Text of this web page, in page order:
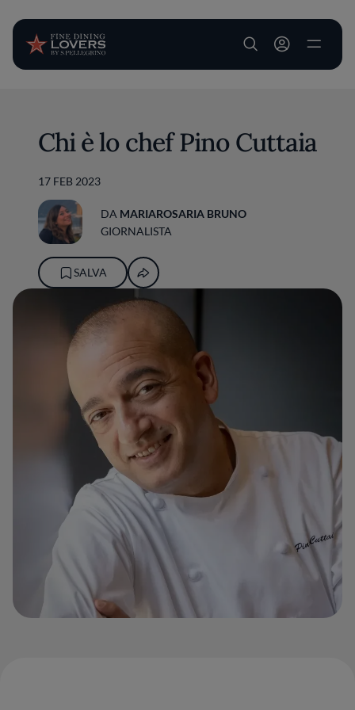
User account
Chi è lo chef Pino Cuttaia
17 FEB 2023
DA MARIAROSARIA BRUNO
GIORNALISTA
SALVA